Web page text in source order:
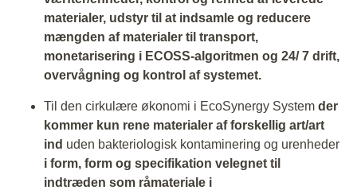
materialer, udstyr til at indsamle og reducere
mængden af materialer til transport,
monetarisering i ECOSS-algoritmen og 24/ 7 drift,
overvågning og kontrol af systemet.
Til den cirkulære økonomi i EcoSynergy System der
kommer kun rene materialer af forskellig art/art
ind uden bakteriologisk kontaminering og urenheder
i form, form og specifikation velegnet til
indtræden som råmateriale i